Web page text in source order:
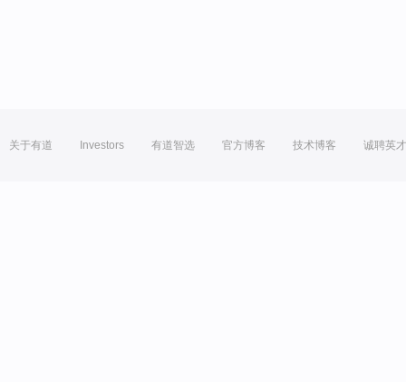
关于有道 Investors 有道智选 官方博客 技术博客 诚聘英才